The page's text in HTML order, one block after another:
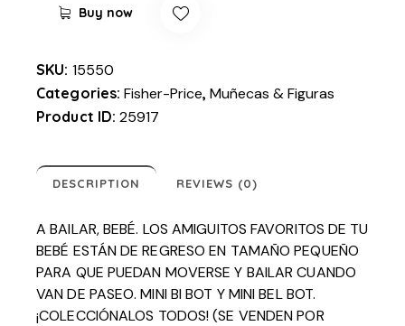
Buy now
SKU: 15550
Categories:Fisher-Price,Muñecas & Figuras
Product ID:25917
DESCRIPTION REVIEWS (0)
A BAILAR, BEBÉ. LOS AMIGUITOS FAVORITOS DE TU
BEBÉ ESTÁN DE REGRESO EN TAMAÑO PEQUEÑO
PARA QUE PUEDAN MOVERSE Y BAILAR CUANDO
VAN DE PASEO. MINI BI BOT Y MINI BEL BOT.
¡COLECCIÓNALOS TODOS! (SE VENDEN POR